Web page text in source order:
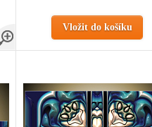
Vložit do košíku